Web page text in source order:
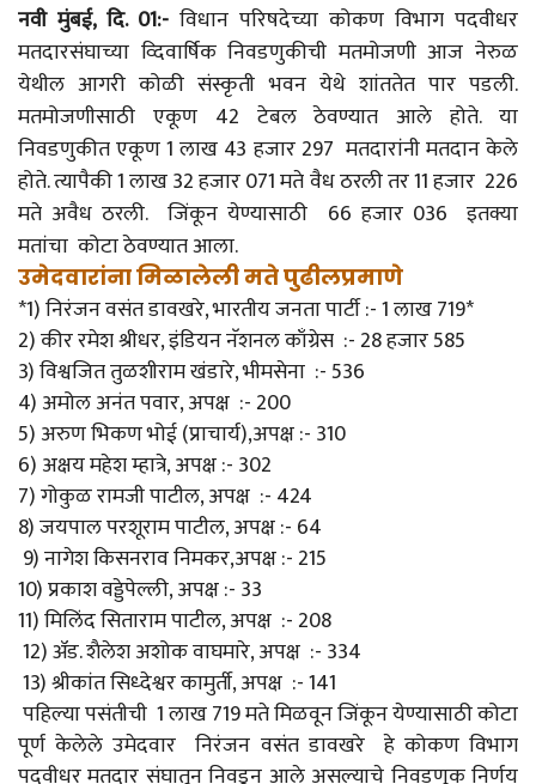
नवी मुंबई, दि. 01:- विधान परिषदेच्या कोकण विभाग पदवीधर
मतदारसंघाच्या व्दिवार्षिक निवडणुकीची मतमोजणी आज नेरुळ
येथील आगरी कोळी संस्कृती भवन येथे शांततेत पार पडली.
मतमोजणीसाठी एकूण 42 टेबल ठेवण्यात आले होते. या
निवडणुकीत एकूण 1 लाख 43 हजार 297 मतदारांनी मतदान केले
होते. त्यापैकी 1 लाख 32 हजार 071 मते वैध ठरली तर 11 हजार 226
मते अवैध ठरली. जिंकून येण्यासाठी 66 हजार 036 इतक्या
मतांचा कोटा ठेवण्यात आला.
उमेदवारांना मिळालेली मते पुढीलप्रमाणे
*1) निरंजन वसंत डावखरे, भारतीय जनता पार्टी :- 1 लाख 719*
2) कीर रमेश श्रीधर, इंडियन नॅशनल काँग्रेस :- 28 हजार 585
3) विश्वजित तुळशीराम खंडारे, भीमसेना :- 536
4) अमोल अनंत पवार, अपक्ष :- 200
5) अरुण भिकण भोई (प्राचार्य),अपक्ष :- 310
6) अक्षय महेश म्हात्रे, अपक्ष :- 302
7) गोकुळ रामजी पाटील, अपक्ष :- 424
8) जयपाल परशूराम पाटील, अपक्ष :- 64
9) नागेश किसनराव निमकर,अपक्ष :- 215
10) प्रकाश वड्डेपेल्ली, अपक्ष :- 33
11) मिलिंद सिताराम पाटील, अपक्ष :- 208
12) ॲड. शैलेश अशोक वाघमारे, अपक्ष :- 334
13) श्रीकांत सिध्देश्वर कामुर्ती, अपक्ष :- 141
पहिल्या पसंतीची 1 लाख 719 मते मिळवून जिंकून येण्यासाठी कोटा
पूर्ण केलेले उमेदवार निरंजन वसंत डावखरे हे कोकण विभाग
पदवीधर मतदार संघातून निवडून आले असल्याचे निवडणूक निर्णय